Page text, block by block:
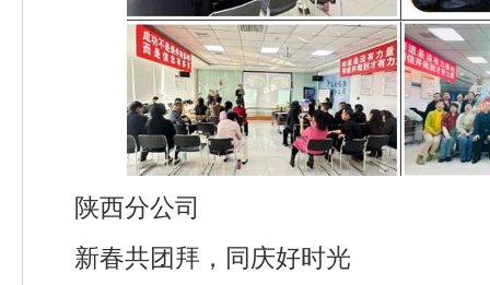
陕西分公司
新春共团拜，同庆好时光